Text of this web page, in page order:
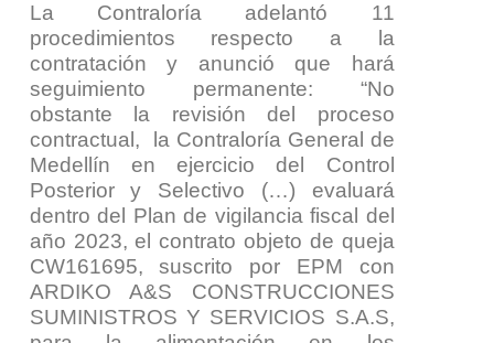
La Contraloría adelantó 11
procedimientos respecto a la
contratación y anunció que hará
seguimiento permanente: “No
obstante la revisión del proceso
contractual, la Contraloría General de
Medellín en ejercicio del Control
Posterior y Selectivo (…) evaluará
dentro del Plan de vigilancia fiscal del
año 2023, el contrato objeto de queja
CW161695, suscrito por EPM con
ARDIKO A&S CONSTRUCCIONES
SUMINISTROS Y SERVICIOS S.A.S,